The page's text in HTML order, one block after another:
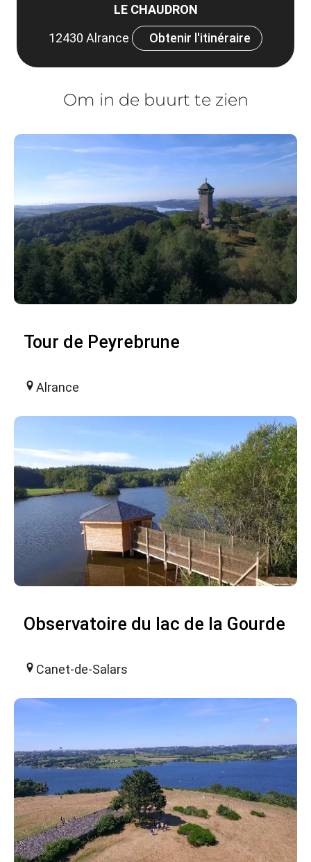
LE CHAUDRON
12430 Alrance
Obtenir l'itinéraire
Om in de buurt te zien
Tour de Peyrebrune
Alrance
Observatoire du lac de la Gourde
Canet-de-Salars